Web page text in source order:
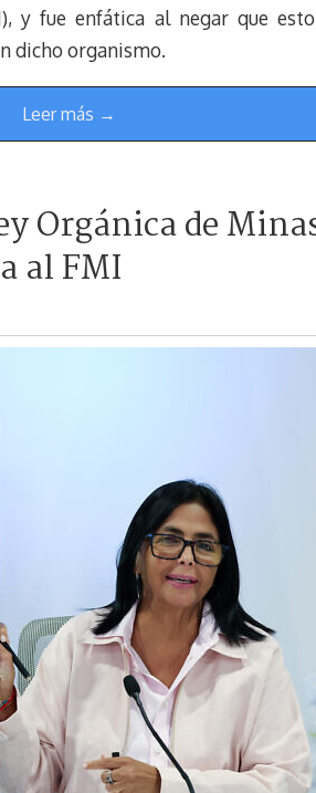
y fue enfática al negar que
dicho organismo.
Leer más →
Orgánica de
al FMI